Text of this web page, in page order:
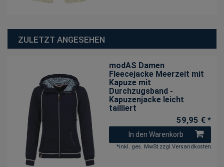
ZULETZT ANGESEHEN
modAS Damen
Fleecejacke Meerzeit mit
Kapuze mit
Durchzugsband -
Kapuzenjacke leicht
tailliert
59,95 € *
In den Warenkorb
*inkl. ges. MwSt.zzgl.Versandkosten